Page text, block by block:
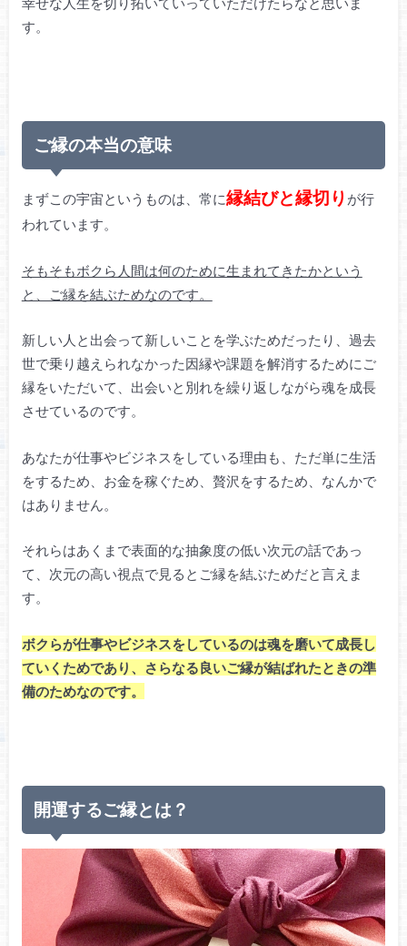
す。
ご縁の本当の意味
まずこの宇宙というものは、常に縁結びと縁切り が行
われています。
そもそもボクら人間は何のために生まれてきたかという
と、ご縁を結ぶためなのです。
新しい人と出会って新しいことを学ぶためだったり、過去
世で乗り越えられなかった因縁や課題を解消するためにご
縁をいただいて、出会いと別れを繰り返しながら魂を成長
させているのです。
あなたが仕事やビジネスをしている理由も、ただ単に生活
をするため、お金を稼ぐため、贅沢をするため、なんかで
はありません。
それらはあくまで表面的な抽象度の低い次元の話であっ
て、次元の高い視点で見るとご縁を結ぶためだと言えま
す。
ボクらが仕事やビジネスをしているのは魂を磨いて成長し
ていくためであり、さらなる良いご縁が結ばれたときの準
備のためなのです。
開運するご縁とは？